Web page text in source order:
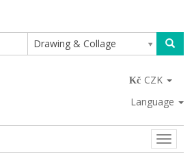
Drawing & Collage
CZK
Language
Toggle